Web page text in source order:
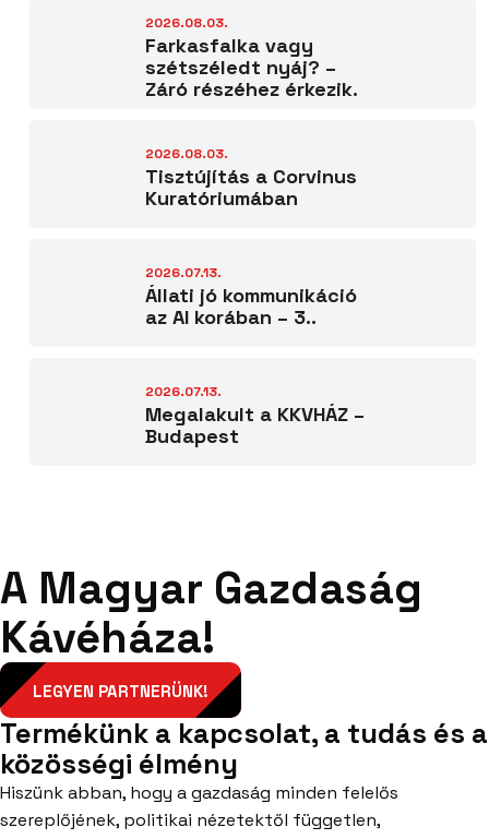
2026.08.03.
Farkasfalka vagy
szétszéledt nyáj? –
Záró részéhez érkezik.
2026.08.03.
Tisztújítás a Corvinus
Kuratóriumában
2026.07.13.
Állati jó kommunikáció
az AI korában – 3..
2026.07.13.
Megalakult a KKVHÁZ –
Budapest
A Magyar Gazdaság
Kávéháza!
LEGYEN PARTNERÜNK!
Termékünk a kapcsolat, a tudás és a
közösségi élmény
Hiszünk abban, hogy a gazdaság minden felelős
szereplőjének, politikai nézetektől független,